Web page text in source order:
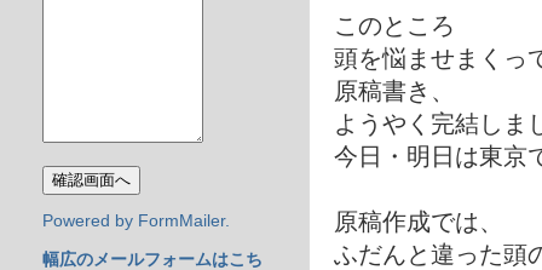
このところ
頭を悩ませまくっ
原稿書き、
ようやく完結しま
今日・明日は東京
原稿作成では、
ふだんと違った頭
Powered by FormMailer.
幅広のメールフォームはこち